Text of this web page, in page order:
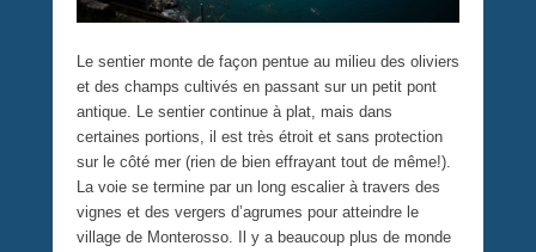
Le sentier monte de façon pentue au milieu des oliviers
et des champs cultivés en passant sur un petit pont
antique. Le sentier continue à plat, mais dans
certaines portions, il est très étroit et sans protection
sur le côté mer (rien de bien effrayant tout de même!).
La voie se termine par un long escalier à travers des
vignes et des vergers d’agrumes pour atteindre le
village de Monterosso. Il y a beaucoup plus de monde